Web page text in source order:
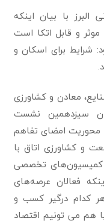
البرز با بیان اینکه
و قابل اتکا است
شرایط برای اسکان و
معادن و کشاورزی
سیزدهمین نشست
محوریت امضای تفاهم
و کشاورزی اتاق با
کمیسیون‌های تخصصی
فعالان عرصه‌های
کدام درگیر کسب و
هم می تونیم اقتصاد